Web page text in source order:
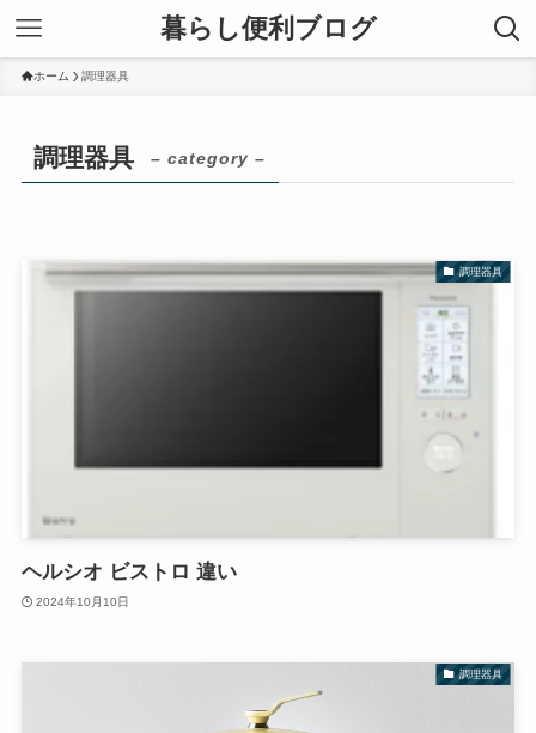
暮らし便利ブログ
ホーム 調理器具
調理器具 – category –
調理器具
ヘルシオ ビストロ 違い
2024年10月10日
調理器具